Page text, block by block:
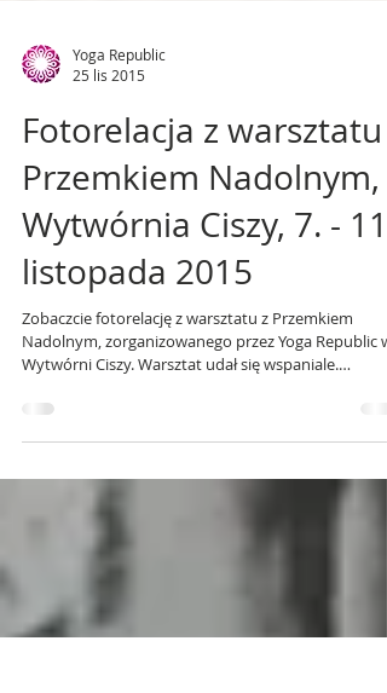
Yoga Republic
25 lis 2015
Fotorelacja z warsztatu z
Przemkiem Nadolnym,
Wytwórnia Ciszy, 7. - 11.
listopada 2015
Nadolnym, zorganizowanego przez Yoga Republic w
Wytwórni Ciszy. Warsztat udał się wspaniale.
Dziękujemy wszystkim uczestnikom za znakomitą
atmosferę! Warsztat "NAŁADUJ BATERIĘ NA ZIMĘ z
Ashtanga Jogą" poświęcony był ashtanga jodze
Ashtanga jogi na świecie. Serdecznie zapraszamy na
kolejne warsztaty oraz wyjazdy z jogą organizowane